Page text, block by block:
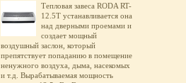
Тепловая завеса RODA RT-
12.5T устанавливается она
над дверными проемами и
создает мощный
воздушный заслон, который
препятствует попаданию в помещение
ненужного воздуха, дыма, насекомых
и т.д. Вырабатываемая мощность